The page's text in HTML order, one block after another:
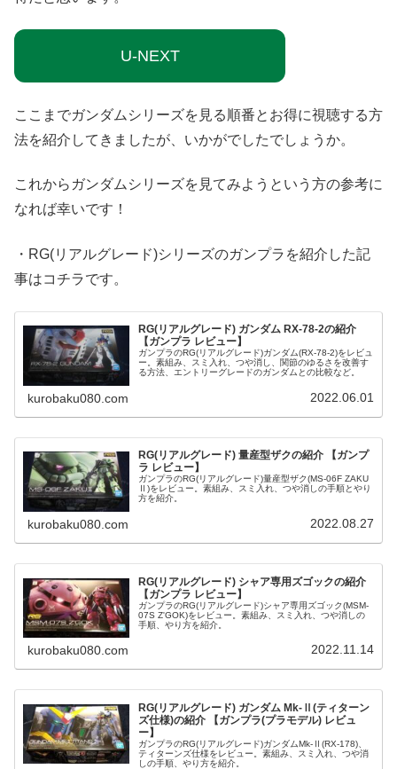
U-NEXT
ここまでガンダムシリーズを見る順番とお得に視聴する方
法を紹介してきましたが、いかがでしたでしょうか。
これからガンダムシリーズを見てみようという方の参考に
なれば幸いです！
・RG(リアルグレード)シリーズのガンプラを紹介した記
事はコチラです。
RG(リアルグレード) ガンダム RX-78-2の紹介
【ガンプラ レビュー】
ガンプラのRG(リアルグレード)ガンダム(RX-78-2)をレビュ
ー。素組み、スミ入れ、つや消し、関節のゆるさを改善す
る方法、エントリーグレードのガンダムとの比較など。
kurobaku080.com 2022.06.01
RG(リアルグレード) 量産型ザクの紹介 【ガンプ
ラ レビュー】
ガンプラのRG(リアルグレード)量産型ザク(MS-06F ZAKU
Ⅱ)をレビュー。素組み、スミ入れ、つや消しの手順とやり
方を紹介。
kurobaku080.com 2022.08.27
RG(リアルグレード) シャア専用ズゴックの紹介
【ガンプラ レビュー】
ガンプラのRG(リアルグレード)シャア専用ズゴック(MSM-
07S Z'GOK)をレビュー。素組み、スミ入れ、つや消しの
手順、やり方を紹介。
kurobaku080.com 2022.11.14
RG(リアルグレード) ガンダム Mk-Ⅱ(ティターン
ズ仕様)の紹介 【ガンプラ(プラモデル) レビュ
ー】
ガンプラのRG(リアルグレード)ガンダムMk-Ⅱ(RX-178)、
ティターンズ仕様をレビュー。素組み、スミ入れ、つや消
しの手順、やり方を紹介。